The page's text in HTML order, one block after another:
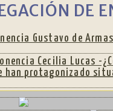
DE
Gustavo de
Cecilia Lucas -
han protagonizado